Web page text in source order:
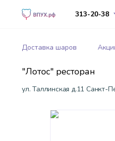
313-20-38
Доставка шаров
"Лотос" ресторан
ул. Таллинская д.11 Санкт-